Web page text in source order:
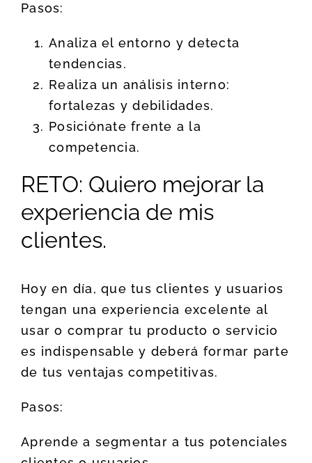
Pasos:
Analiza el entorno y detecta
tendencias.
Realiza un análisis interno:
fortalezas y debilidades.
Posiciónate frente a la
competencia.
RETO: Quiero mejorar la
experiencia de mis
clientes.
Hoy en día, que tus clientes y usuarios
tengan una experiencia excelente al
usar o comprar tu producto o servicio
es indispensable y deberá formar parte
de tus ventajas competitivas.
Pasos:
Aprende a segmentar a tus potenciales